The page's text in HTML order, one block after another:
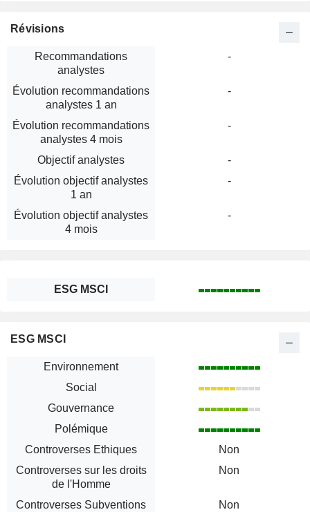
Révisions
Recommandations
analystes
-
Évolution recommandations
analystes 1 an
-
Évolution recommandations
analystes 4 mois
-
Objectif analystes
-
Évolution objectif analystes
1 an
-
Évolution objectif analystes
4 mois
-
ESG MSCI
ESG MSCI
Environnement
Social
Gouvernance
Polémique
Controverses Ethiques
Non
Controverses sur les droits
de l'Homme
Non
Controverses Subventions
Non